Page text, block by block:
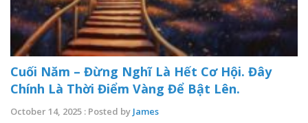
Cuối Năm – Đừng Nghĩ Là Hết Cơ Hội. Đây
Chính Là Thời Điểm Vàng Để Bật Lên.
October 14, 2025 : Posted by James